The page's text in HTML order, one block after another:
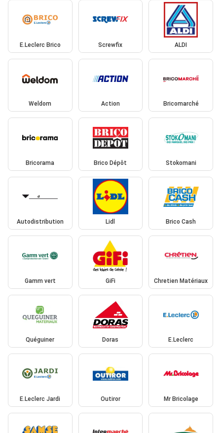
E.Leclerc Brico Screwfix ALDI
Weldom Action Bricomarché
Bricorama Brico Dépôt Stokomani
Autodistribution Lidl Brico Cash
Gamm vert GiFi Chretien Matériaux
Quéguiner Doras E.Leclerc
E.Leclerc Jardi Outiror Mr Bricolage